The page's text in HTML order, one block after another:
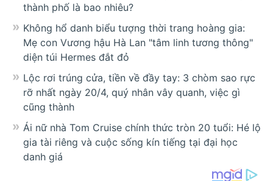
thành phố là bao nhiêu?
Không hổ danh biểu tượng thời trang hoàng gia:
Mẹ con Vương hậu Hà Lan "tâm linh tương thông"
diện túi Hermes đắt đỏ
Lộc rơi trúng cửa, tiền về đầy tay: 3 chòm sao rực
rỡ nhất ngày 20/4, quý nhân vây quanh, việc gì
cũng thành
Ái nữ nhà Tom Cruise chính thức tròn 20 tuổi: Hé lộ
gia tài riêng và cuộc sống kín tiếng tại đại học
danh giá